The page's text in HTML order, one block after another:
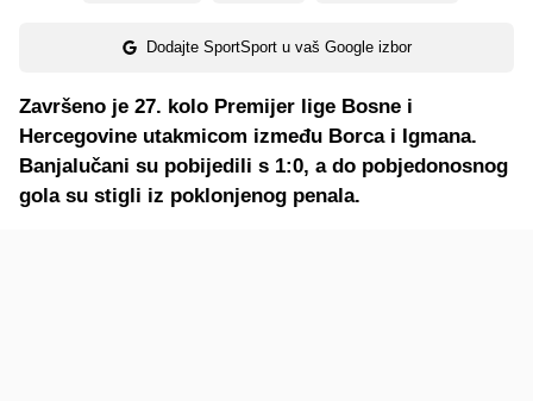
Dodajte SportSport u vaš Google izbor
Završeno je 27. kolo Premijer lige Bosne i
Hercegovine utakmicom između Borca i Igmana.
Banjalučani su pobijedili s 1:0, a do pobjedonosnog
gola su stigli iz poklonjenog penala.